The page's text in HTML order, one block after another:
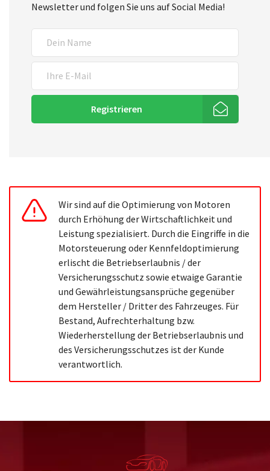
Newsletter und folgen Sie uns auf Social Media!
Registrieren
Wir sind auf die Optimierung von Motoren
durch Erhöhung der Wirtschaftlichkeit und
Leistung spezialisiert. Durch die Eingriffe in die
Motorsteuerung oder Kennfeldoptimierung
erlischt die Betriebserlaubnis / der
Versicherungsschutz sowie etwaige Garantie
und Gewährleistungsansprüche gegenüber
dem Hersteller / Dritter des Fahrzeuges. Für
Bestand, Aufrechterhaltung bzw.
Wiederherstellung der Betriebserlaubnis und
des Versicherungsschutzes ist der Kunde
verantwortlich.